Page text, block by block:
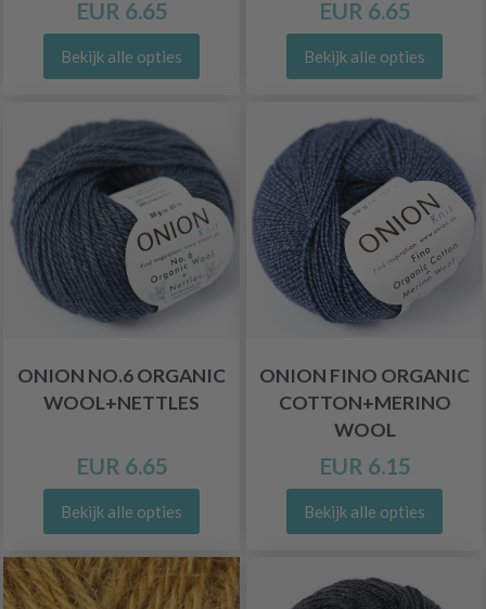
EUR 6.65
Bekijk alle opties
EUR 6.65
Bekijk alle opties
ONION NO.6 ORGANIC
WOOL+NETTLES
EUR 6.65
Bekijk alle opties
ONION FINO ORGANIC
COTTON+MERINO
WOOL
EUR 6.15
Bekijk alle opties